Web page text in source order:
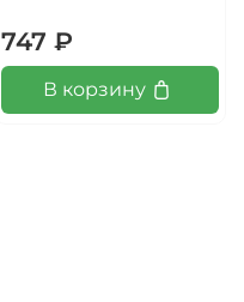
747 ₽
В корзину